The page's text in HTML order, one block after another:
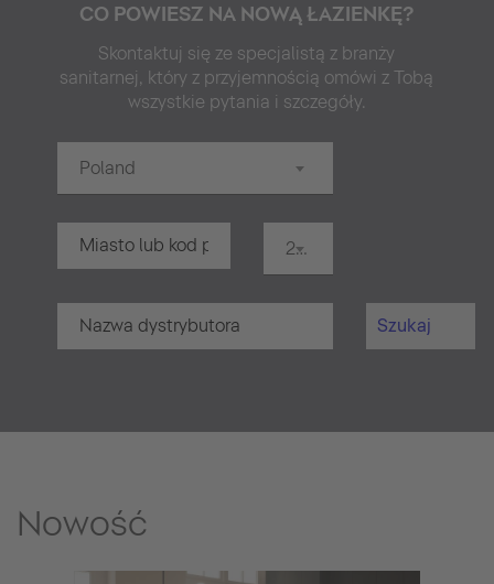
CO POWIESZ NA NOWĄ ŁAZIENKĘ?
Skontaktuj się ze specjalistą z branży
sanitarnej, który z przyjemnością omówi z Tobą
wszystkie pytania i szczegóły.
Poland
20 km
Szukaj
Nowość